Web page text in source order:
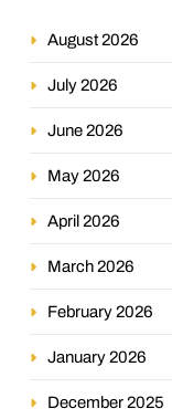
August 2026
July 2026
June 2026
May 2026
April 2026
March 2026
February 2026
January 2026
December 2025